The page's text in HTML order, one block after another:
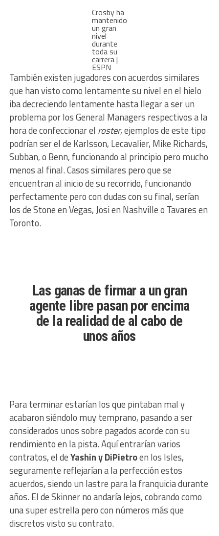
Crosby ha
mantenido
un gran
nivel
durante
toda su
carrera |
ESPN
También existen jugadores con acuerdos similares
que han visto como lentamente su nivel en el hielo
iba decreciendo lentamente hasta llegar a ser un
problema por los General Managers respectivos a la
hora de confeccionar el roster, ejemplos de este tipo
podrían ser el de Karlsson, Lecavalier, Mike Richards,
Subban, o Benn, funcionando al principio pero mucho
menos al final. Casos similares pero que se
encuentran al inicio de su recorrido, funcionando
perfectamente pero con dudas con su final, serían
los de Stone en Vegas, Josi en Nashville o Tavares en
Toronto.
Las ganas de firmar a un gran
agente libre pasan por encima
de la realidad de al cabo de
unos años
Para terminar estarían los que pintaban mal y
acabaron siéndolo muy temprano, pasando a ser
considerados unos sobre pagados acorde con su
rendimiento en la pista. Aquí entrarían varios
contratos, el deYashin y DiPietroen los Isles,
seguramente reflejarían a la perfección estos
acuerdos, siendo un lastre para la franquicia durante
años. El de Skinner no andaría lejos, cobrando como
una super estrella pero con números más que
discretos visto su contrato.